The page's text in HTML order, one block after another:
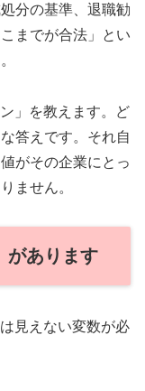
分の基準、退職勧
までが合法」とい
」を教えます。ど
答えです。それ自
がその企業にとっ
ません。
があります
見えない変数が必